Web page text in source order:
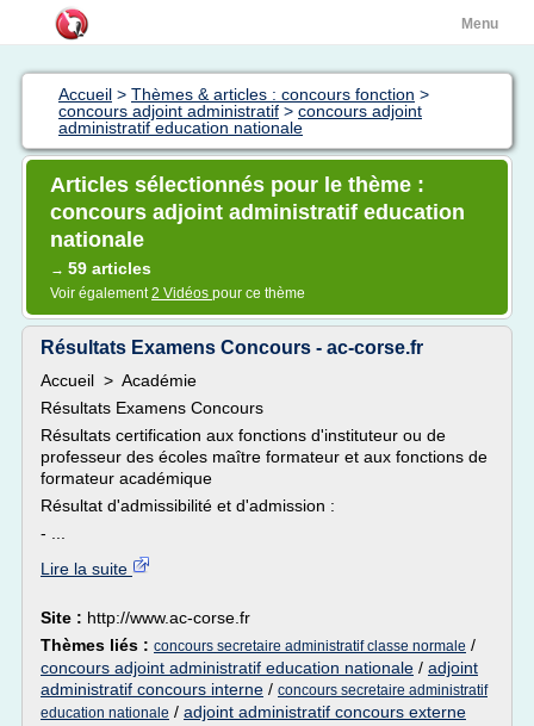
Menu
Accueil > Thèmes & articles : concours fonction >
concours adjoint administratif > concours adjoint
administratif education nationale
Articles sélectionnés pour le thème :
concours adjoint administratif education
nationale
→ 59 articles
Voir également2 Vidéos pour ce thème
Résultats Examens Concours - ac-corse.fr
Accueil > Académie
Résultats Examens Concours
Résultats certification aux fonctions d'instituteur ou de
professeur des écoles maître formateur et aux fonctions de
formateur académique
Résultat d'admissibilité et d'admission :
- ...
Lire la suite
Site : http://www.ac-corse.fr
Thèmes liés : concours secretaire administratif classe normale /
concours adjoint administratif education nationale / adjoint
administratif concours interne / concours secretaire administratif
education nationale / adjoint administratif concours externe